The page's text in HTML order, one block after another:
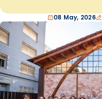
08 May, 2026